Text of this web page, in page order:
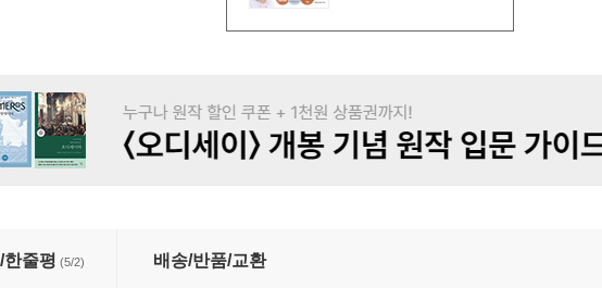
한줄평 (5/2) 배송/반품/교환